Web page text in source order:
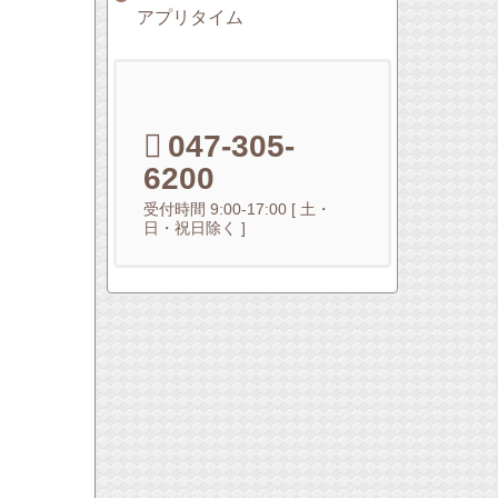
アプリタイム
047-305-
6200
受付時間 9:00-17:00 [ 土・
日・祝日除く ]